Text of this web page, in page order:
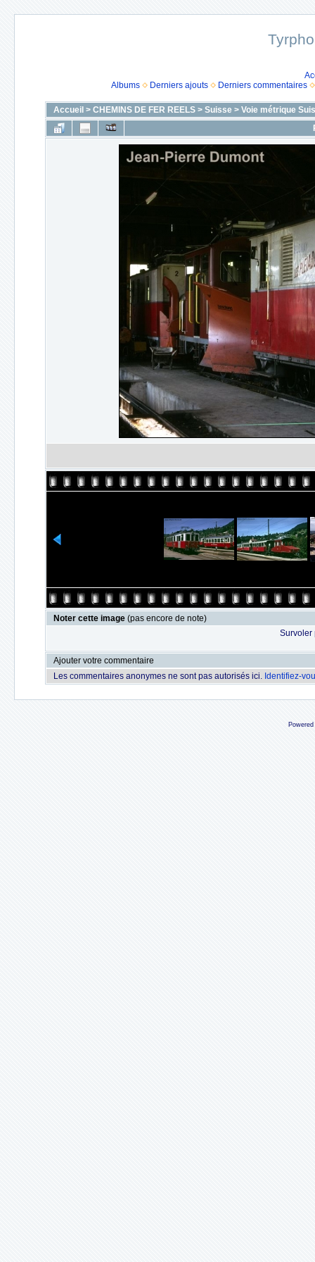
Albums
Derniers ajouts Derniers commentaires
Accueil > CHEMINS DE FER REELS> Suisse> Voie métrique
Noter cette image (pas encore de note)
Survoler
Ajouter votre commentaire
Les commentaires anonymes ne sont pas autorisés ici. Identifiez-